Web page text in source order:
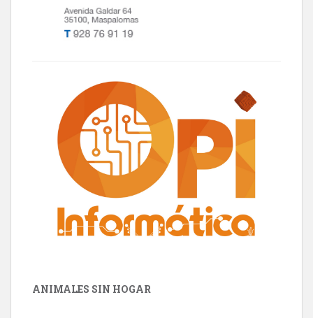
ANIMALES SIN HOGAR